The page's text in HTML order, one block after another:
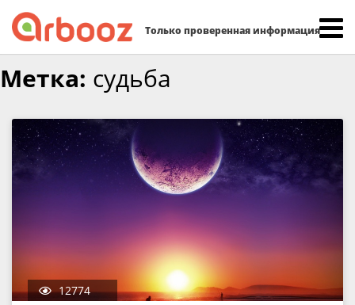
Только проверенная информация
to
Метка: судьба
12774
Найти: